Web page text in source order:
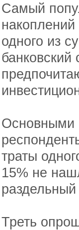
Самый
одного из
банковский
Основными
траты
15% не
Треть